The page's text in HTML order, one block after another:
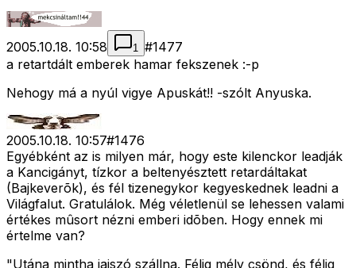
2005.10.18. 10:58 1 #1477
a retartdált emberek hamar fekszenek :-p
Nehogy má a nyúl vigye Apuskát!! -szólt Anyuska.
2005.10.18. 10:57#1476
Egyébként az is milyen már, hogy este kilenckor leadják
a Kancigányt, tízkor a beltenyésztett retardáltakat
(Bajkeverõk), és fél tizenegykor kegyeskednek leadni a
Világfalut. Gratulálok. Még véletlenül se lehessen valami
értékes mûsort nézni emberi idõben. Hogy ennek mi
értelme van?
"Utána mintha jajszó szállna. Félig mély csönd, és félig